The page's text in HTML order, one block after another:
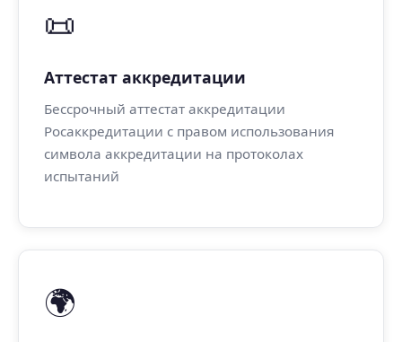
📜
Аттестат аккредитации
Бессрочный аттестат аккредитации
Росаккредитации с правом использования
символа аккредитации на протоколах
испытаний
🌍